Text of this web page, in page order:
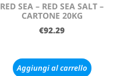
RED SEA – RED SEA SALT –
CARTONE 20KG
€92.29
Aggiungi al carrello